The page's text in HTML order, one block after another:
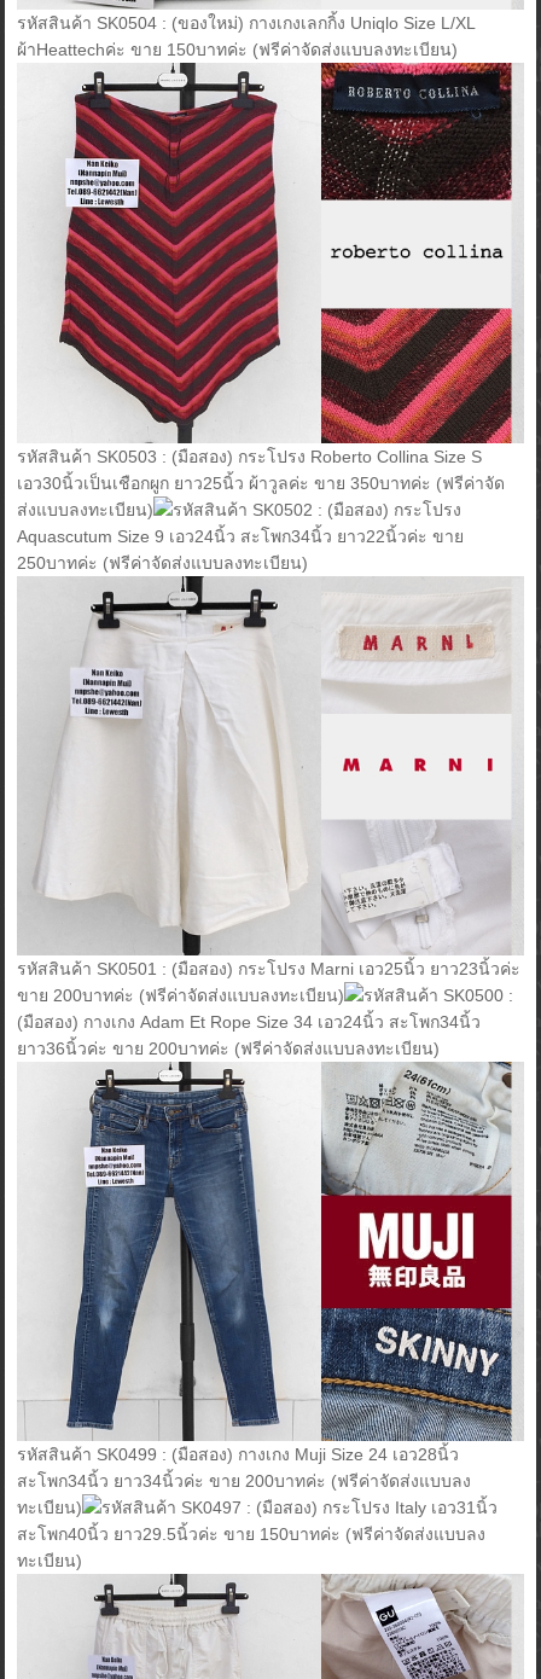
รหัสสินค้า SK0504 : (ของใหม่) กางเกงเลกกิ้ง Uniqlo Size L/XL
ผ้าHeattechค่ะ ขาย 150บาทค่ะ (ฟรีค่าจัดส่งแบบลงทะเบียน)
รหัสสินค้า SK0503 : (มือสอง) กระโปรง Roberto Collina Size S
เอว30นิ้วเป็นเชือกผูก ยาว25นิ้ว ผ้าวูลค่ะ ขาย 350บาทค่ะ (ฟรีค่าจัด
ส่งแบบลงทะเบียน)
รหัสสินค้า SK0502 : (มือสอง) กระโปรง
Aquascutum Size 9 เอว24นิ้ว สะโพก34นิ้ว ยาว22นิ้วค่ะ ขาย
250บาทค่ะ (ฟรีค่าจัดส่งแบบลงทะเบียน)
รหัสสินค้า SK0501 : (มือสอง) กระโปรง Marni เอว25นิ้ว ยาว23นิ้วค่ะ
ขาย 200บาทค่ะ (ฟรีค่าจัดส่งแบบลงทะเบียน)
รหัสสินค้า SK0500 :
(มือสอง) กางเกง Adam Et Rope Size 34 เอว24นิ้ว สะโพก34นิ้ว
ยาว36นิ้วค่ะ ขาย 200บาทค่ะ (ฟรีค่าจัดส่งแบบลงทะเบียน)
รหัสสินค้า SK0499 : (มือสอง) กางเกง Muji Size 24 เอว28นิ้ว
สะโพก34นิ้ว ยาว34นิ้วค่ะ ขาย 200บาทค่ะ (ฟรีค่าจัดส่งแบบลง
ทะเบียน)
รหัสสินค้า SK0497 : (มือสอง) กระโปรง Italy เอว31นิ้ว
สะโพก40นิ้ว ยาว29.5นิ้วค่ะ ขาย 150บาทค่ะ (ฟรีค่าจัดส่งแบบลง
ทะเบียน)